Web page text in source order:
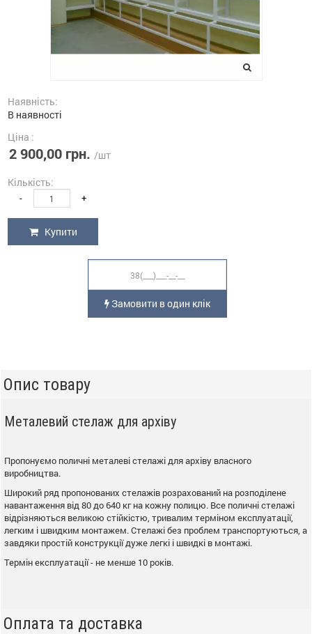
Наявність:
В наявності
Ціна :
2 900,00 грн. /шт
Кількість:
- +
Купити
Замовити в один клік
Опис товару
Металевий стелаж для архіву
Пропонуємо поличні металеві стелажі для архіву власного
виробництва.
Широкий ряд пропонованих стелажів розрахований на розподілене
навантаження від 80 до 640 кг на кожну полицю. Все поличні стелажі
відрізняються великою стійкістю, тривалим терміном експлуатації,
легким і швидким монтажем. Стелажі без проблем транспортуються, а
завдяки простій конструкції дуже легкі і швидкі в монтажі.
Термін експлуатації - не менше 10 років.
Оплата та доставка